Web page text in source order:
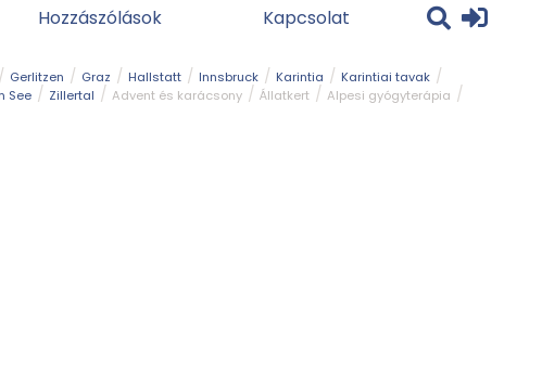
Hozzászólások Kapcsolat
Gerlitzen Graz Hallstatt Innsbruck Karintia
Karintiai tavak
See Zillertal Advent és karácsony Állatkert
Alpesi gyógyterápia